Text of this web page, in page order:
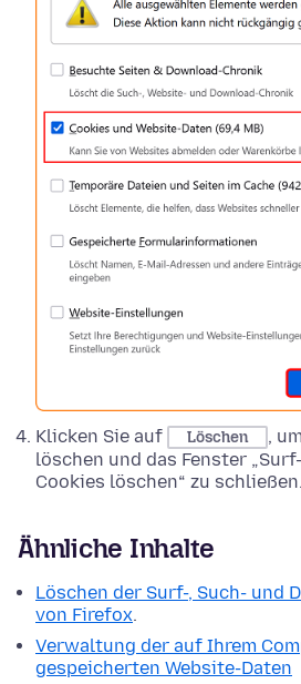
Klicken Sie auf Löschen
,
löschen und das Fenster
Cookies löschen“ zu schließen.
Ähnliche Inhalte
Löschen der Surf-, Such- und
von Firefox.
Verwaltung der auf Ihrem
gespeicherten Website-Daten